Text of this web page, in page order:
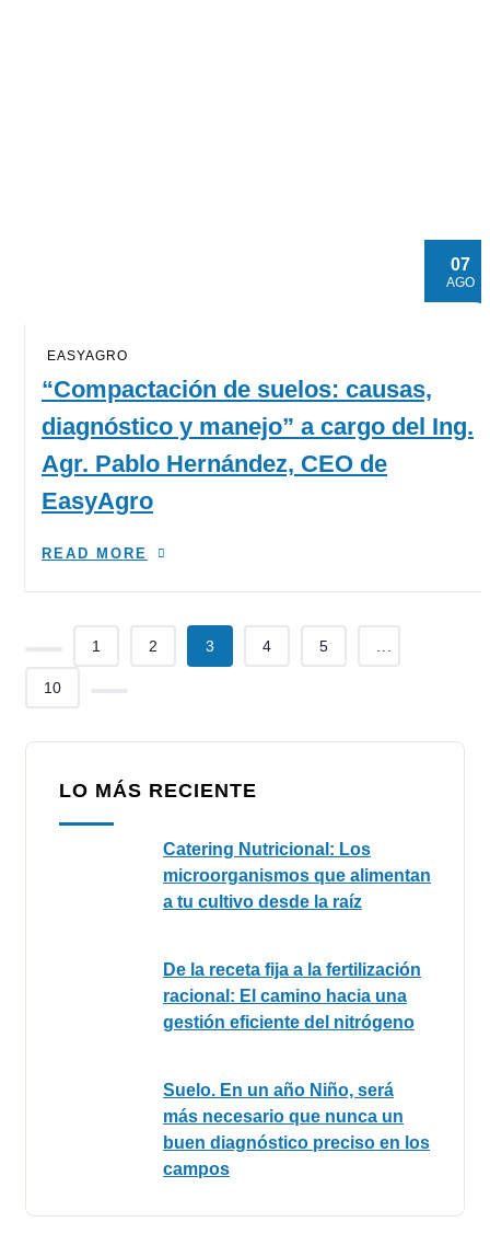
07
AGO
EASYAGRO
“Compactación de suelos: causas,
diagnóstico y manejo” a cargo del Ing.
Agr. Pablo Hernández, CEO de
EasyAgro
READ MORE
1 2 3 4 5
10
LO MÁS RECIENTE
Catering Nutricional: Los
microorganismos que alimentan
a tu cultivo desde la raíz
De la receta fija a la fertilización
racional: El camino hacia una
gestión eficiente del nitrógeno
Suelo. En un año Niño, será
más necesario que nunca un
buen diagnóstico preciso en los
campos